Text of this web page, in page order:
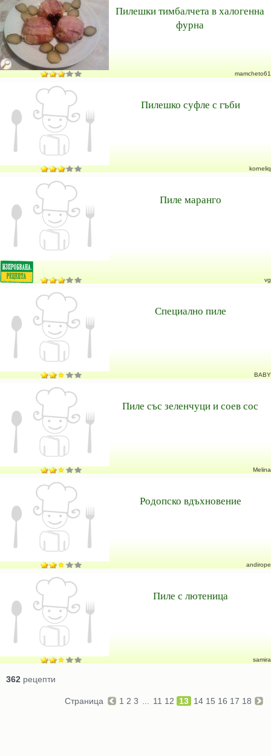
Пилешки тимбалчета в халогенна
фурна
mamcheto61
Пилешко суфле с гъби
korneliq
Пиле маранго
vg
Специално пиле
BABY
Пиле със зеленчуци и соев сос
Melina
Родопско вдъхновение
andirope
Пиле с лютеница
samira
362 рецепти
Страница 1 2 3 11 12 13 14 15 16 17 18